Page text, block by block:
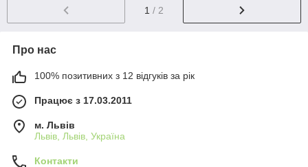
1 / 2
Про нас
100% позитивних з 12 відгуків за рік
Працює з 17.03.2011
м. Львів
Львів, Львів, Україна
Контакти